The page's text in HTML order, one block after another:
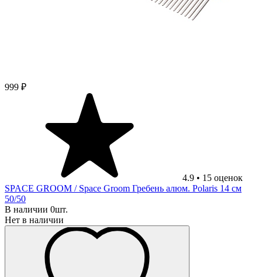
999 ₽
4.9 • 15 оценок
SPACE GROOM / Space Groom Гребень алюм. Polaris 14 см
50/50
В наличии 0шт.
Нет в наличии